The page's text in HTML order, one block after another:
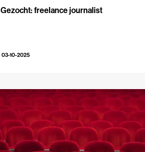
Gezocht: freelance journalist
03-10-2025